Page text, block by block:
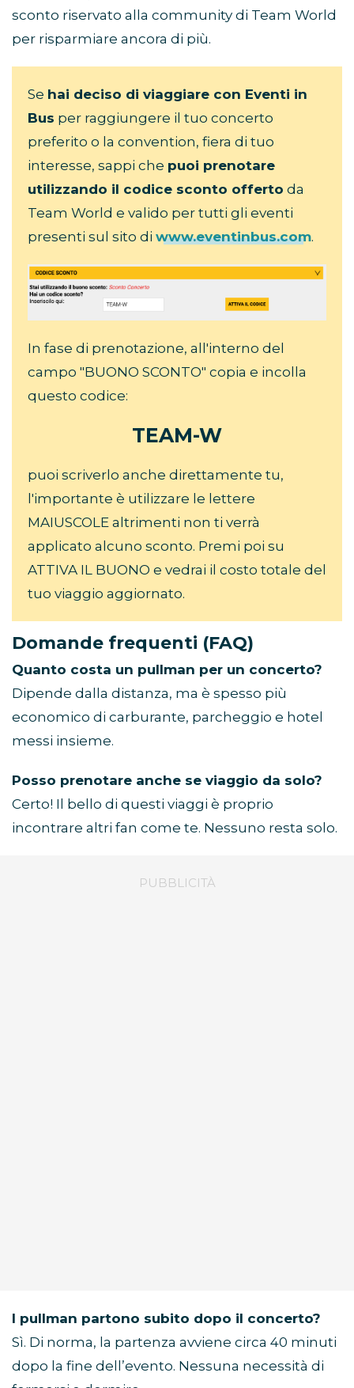
sconto riservato alla community di Team World
per risparmiare ancora di più.
Se hai deciso di viaggiare con Eventi in
Bus per raggiungere il tuo concerto
preferito o la convention, fiera di tuo
interesse, sappi che puoi prenotare
utilizzando il codice sconto offerto da
Team World e valido per tutti gli eventi
presenti sul sito di www.eventinbus.com.
In fase di prenotazione, all'interno del
campo "BUONO SCONTO" copia e incolla
questo codice:
TEAM-W
puoi scriverlo anche direttamente tu,
l'importante è utilizzare le lettere
MAIUSCOLE altrimenti non ti verrà
applicato alcuno sconto. Premi poi su
ATTIVA IL BUONO e vedrai il costo totale del
tuo viaggio aggiornato.
Domande frequenti (FAQ)
Quanto costa un pullman per un concerto?
Dipende dalla distanza, ma è spesso più
economico di carburante, parcheggio e hotel
messi insieme.
Posso prenotare anche se viaggio da solo?
Certo! Il bello di questi viaggi è proprio
incontrare altri fan come te. Nessuno resta solo.
I pullman partono subito dopo il concerto?
Sì. Di norma, la partenza avviene circa 40 minuti
dopo la fine dell’evento. Nessuna necessità di